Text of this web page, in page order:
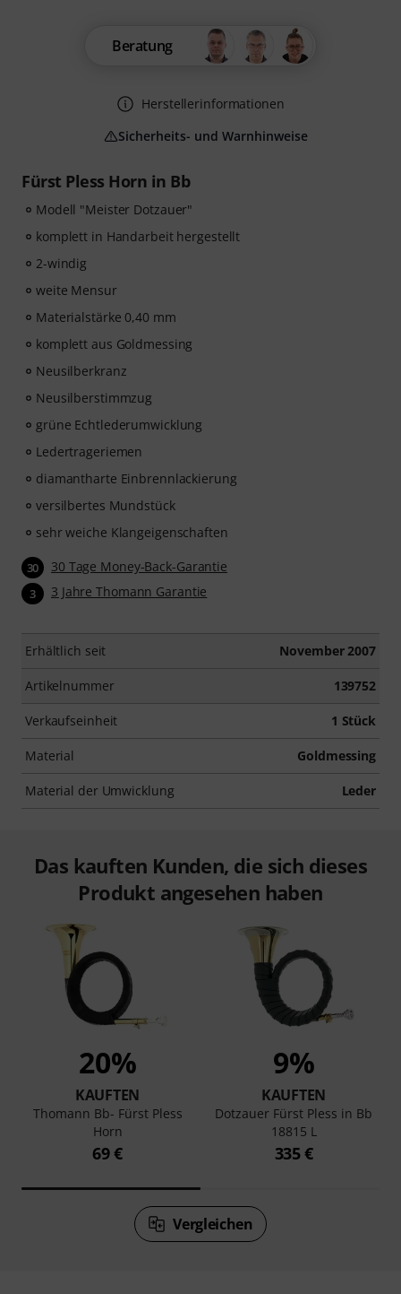
Fürst Pless Horn in Bb
Modell "Meister Dotzauer"
komplett in Handarbeit hergestellt
2-windig
weite Mensur
Materialstärke 0,40 mm
komplett aus Goldmessing
Neusilberkranz
Neusilberstimmzug
grüne Echtlederumwicklung
Ledertrageriemen
diamantharte Einbrennlackierung
versilbertes Mundstück
sehr weiche Klangeigenschaften
30 30 Tage Money-Back-Garantie
3 3 Jahre Thomann Garantie
Erhältlich seit November 2007
Artikelnummer 139752
Verkaufseinheit 1 Stück
Material Goldmessing
Material der Umwicklung Leder
Beratung
Herstellerinformationen
Sicherheits- und Warnhinweise
Das kauften Kunden, die sich dieses
Produkt angesehen haben
20%
KAUFTEN
Thomann Bb- Fürst Pless
Horn
69 €
9%
KAUFTEN
Dotzauer Fürst Pless in Bb
18815 L
335 €
Vergleichen